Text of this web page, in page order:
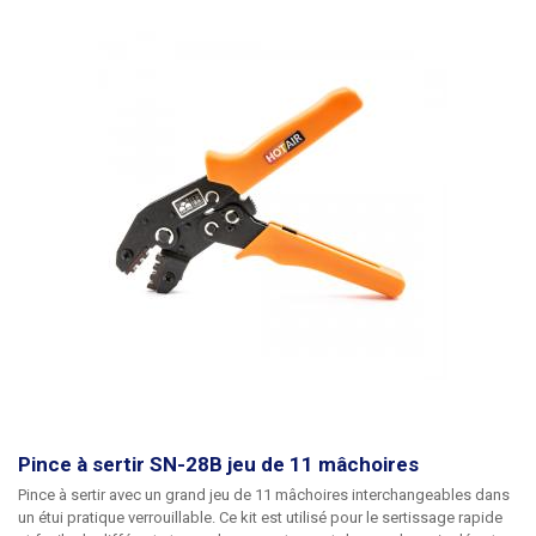
doivent être utilisés partout où le conducteur est fixé sans soudure,
c'est-à-dire sous la vis : boîtes à bornes, tableaux de distribution, câbles
La pince automatique de sertissage latéral
HSC8 6-4A convient aux manchons de terminaison de câbles isolés et
non isolés d'une section de 0,25 à 10 mm2 (diamètre de 0,55 à 3,0 mm)
Poids de la pince : 0,43kg
Pince à sertir SN-28B jeu de 11 mâchoires
Pince à sertir avec un grand jeu de 11 mâchoires interchangeables dans
un étui pratique verrouillable. Ce kit est utilisé pour le sertissage rapide